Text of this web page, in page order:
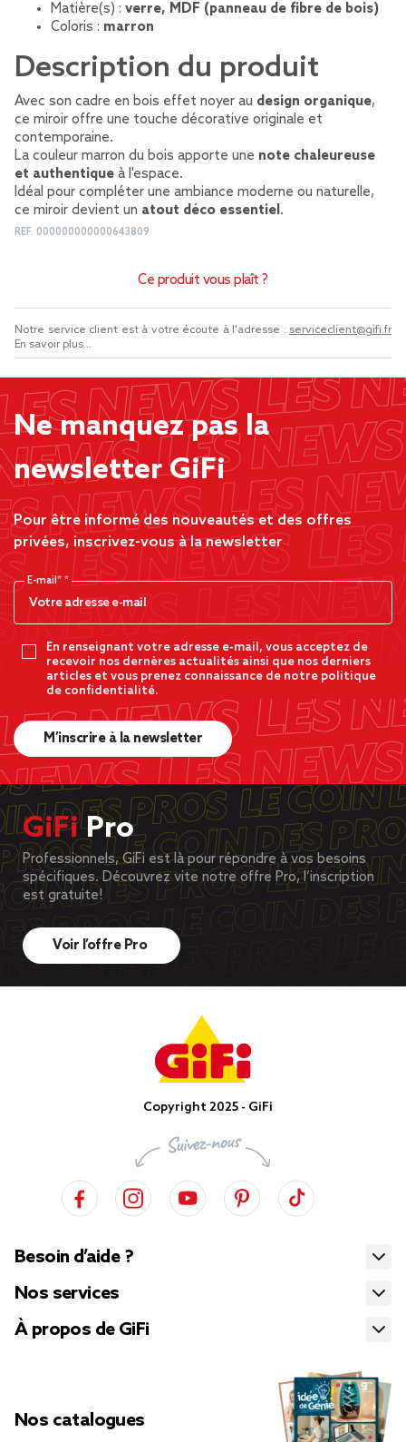
Matière(s) : verre, MDF (panneau de fibre de bois)
Coloris : marron
Description du produit
Avec son cadre en bois effet noyer au design organique,
ce miroir offre une touche décorative originale et
contemporaine.
La couleur marron du bois apporte une note chaleureuse
et authentique à l'espace.
Idéal pour compléter une ambiance moderne ou naturelle,
ce miroir devient un atout déco essentiel.
REF. 000000000000643809
Ce produit vous plaît ?
Notre service client est à votre écoute à l'adresse : serviceclient@gifi.fr
En savoir plus...
Ne manquez pas la
newsletter GiFi
Pour être informé des nouveautés et des offres
privées, inscrivez-vous à la newsletter
E-mail*
En renseignant votre adresse e-mail, vous acceptez de
recevoir nos dernères actualités ainsi que nos derniers
articles et vous prenez connaissance de notre politique
de confidentialité.
M’inscrire à la newsletter
GiFiPro
Professionnels, GiFi est là pour répondre à vos besoins
spécifiques. Découvrez vite notre offre Pro, l’inscription
est gratuite!
Voir l’offre Pro
Copyright 2025 - GiFi
Besoin d’aide ?
Nos services
À propos de GiFi
Nos catalogues